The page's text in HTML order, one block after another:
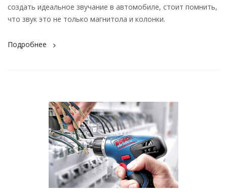
создать идеальное звучание в автомобиле, стоит помнить,
что звук это не только магнитола и колонки.
Подробнее